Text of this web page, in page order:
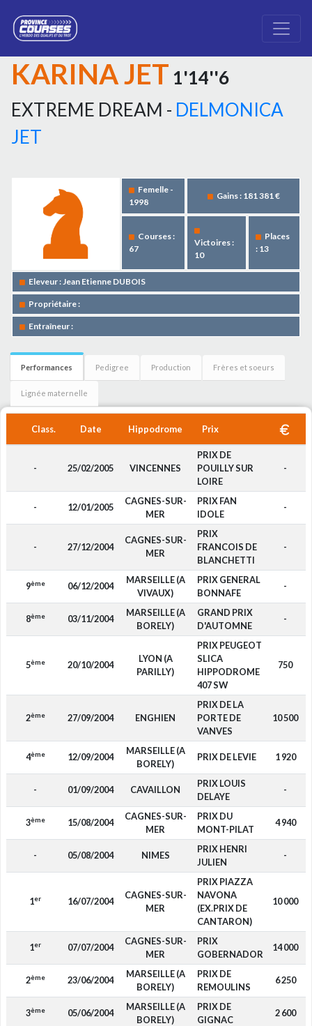
KARINA JET 1'14''6
EXTREME DREAM - DELMONICA
JET
Femelle -
1998
Gains : 181 381 €
Courses :
67
Victoires :
10
Places
: 13
Eleveur : Jean Etienne DUBOIS
Propriétaire :
Entraîneur :
Performances Pedigree Production Frères et soeurs
Lignée maternelle
Class. Date Hippodrome Prix
- 25/02/2005 VINCENNES
PRIX DE
POUILLY SUR
LOIRE
-
- 12/01/2005
CAGNES-SUR-
MER
PRIX FAN
IDOLE
-
- 27/12/2004
CAGNES-SUR-
MER
PRIX
FRANCOIS DE
BLANCHETTI
-
9ème 06/12/2004
MARSEILLE (A
VIVAUX)
PRIX GENERAL
BONNAFE
-
8ème 03/11/2004
MARSEILLE (A
BORELY)
GRAND PRIX
D'AUTOMNE
-
5ème 20/10/2004
LYON (A
PARILLY)
PRIX PEUGEOT
SLICA
HIPPODROME
407 SW
750
2ème 27/09/2004 ENGHIEN
PRIX DE LA
PORTE DE
VANVES
10 500
4ème 12/09/2004
MARSEILLE (A
BORELY)
PRIX DE LEVIE 1 920
- 01/09/2004 CAVAILLON
PRIX LOUIS
DELAYE
-
3ème 15/08/2004
CAGNES-SUR-
MER
PRIX DU
MONT-PILAT
4 940
- 05/08/2004 NIMES
PRIX HENRI
JULIEN
-
1er 16/07/2004
CAGNES-SUR-
MER
PRIX PIAZZA
NAVONA
(EX.PRIX DE
CANTARON)
10 000
1er 07/07/2004
CAGNES-SUR-
MER
PRIX
GOBERNADOR
14 000
2ème 23/06/2004
MARSEILLE (A
BORELY)
PRIX DE
REMOULINS
6 250
3ème 05/06/2004
MARSEILLE (A
BORELY)
PRIX DE
GIGNAC
2 600